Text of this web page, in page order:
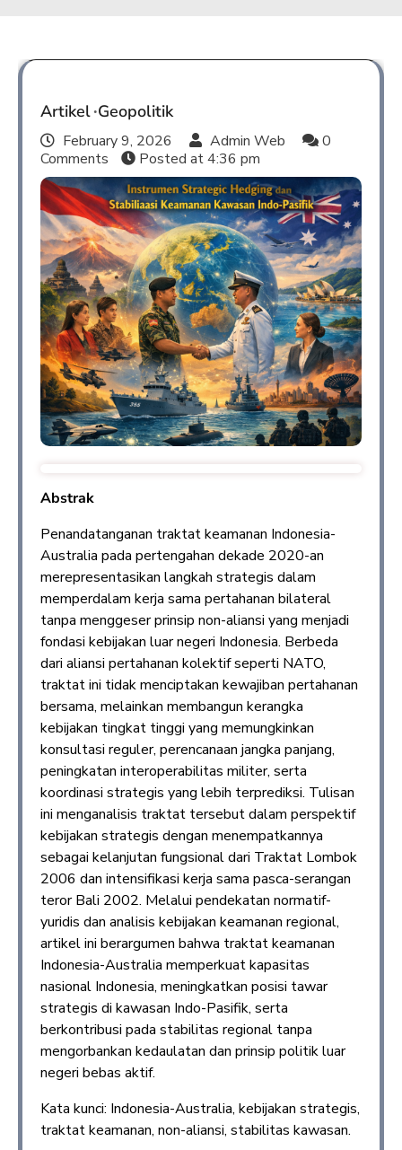
Artikel Geopolitik
February 9, 2026 Admin Web
0
Comments
Posted at4:36 pm
Abstrak
Penandatanganan traktat keamanan Indonesia-
Australia pada pertengahan dekade 2020-an
merepresentasikan langkah strategis dalam
memperdalam kerja sama pertahanan bilateral
tanpa menggeser prinsip non-aliansi yang menjadi
fondasi kebijakan luar negeri Indonesia. Berbeda
dari aliansi pertahanan kolektif seperti NATO,
traktat ini tidak menciptakan kewajiban pertahanan
bersama, melainkan membangun kerangka
kebijakan tingkat tinggi yang memungkinkan
konsultasi reguler, perencanaan jangka panjang,
peningkatan interoperabilitas militer, serta
koordinasi strategis yang lebih terprediksi. Tulisan
ini menganalisis traktat tersebut dalam perspektif
kebijakan strategis dengan menempatkannya
sebagai kelanjutan fungsional dari Traktat Lombok
2006 dan intensifikasi kerja sama pasca-serangan
teror Bali 2002. Melalui pendekatan normatif-
yuridis dan analisis kebijakan keamanan regional,
artikel ini berargumen bahwa traktat keamanan
Indonesia-Australia memperkuat kapasitas
nasional Indonesia, meningkatkan posisi tawar
strategis di kawasan Indo-Pasifik, serta
berkontribusi pada stabilitas regional tanpa
mengorbankan kedaulatan dan prinsip politik luar
negeri bebas aktif.
Kata kunci: Indonesia-Australia, kebijakan strategis,
traktat keamanan, non-aliansi, stabilitas kawasan.